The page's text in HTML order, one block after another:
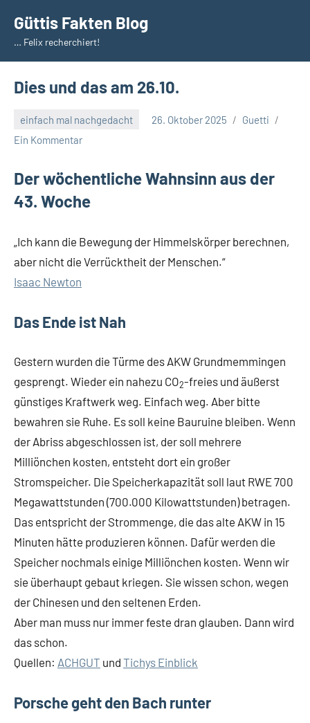
Inhalt
springen
Güttis Fakten Blog
… Felix recherchiert!
Dies und das am 26.10.
einfach mal nachgedacht 26. Oktober 2025
Guetti
Ein Kommentar
Der wöchentliche Wahnsinn aus der
43. Woche
„Ich kann die Bewegung der Himmelskörper berechnen,
aber nicht die Verrücktheit der Menschen.“
Isaac Newton
Das Ende ist Nah
Gestern wurden die Türme des AKW Grundmemmingen
gesprengt. Wieder ein nahezu CO2-freies und äußerst
günstiges Kraftwerk weg. Einfach weg. Aber bitte
bewahren sie Ruhe. Es soll keine Bauruine bleiben. Wenn
der Abriss abgeschlossen ist, der soll mehrere
Milliönchen kosten, entsteht dort ein großer
Stromspeicher. Die Speicherkapazität soll laut RWE 700
Megawattstunden (700.000 Kilowattstunden) betragen.
Das entspricht der Strommenge, die das alte AKW in 15
Minuten hätte produzieren können. Dafür werden die
Speicher nochmals einige Milliönchen kosten. Wenn wir
sie überhaupt gebaut kriegen. Sie wissen schon, wegen
der Chinesen und den seltenen Erden.
Aber man muss nur immer feste dran glauben. Dann wird
das schon.
Quellen: ACHGUT und Tichys Einblick
Porsche geht den Bach runter